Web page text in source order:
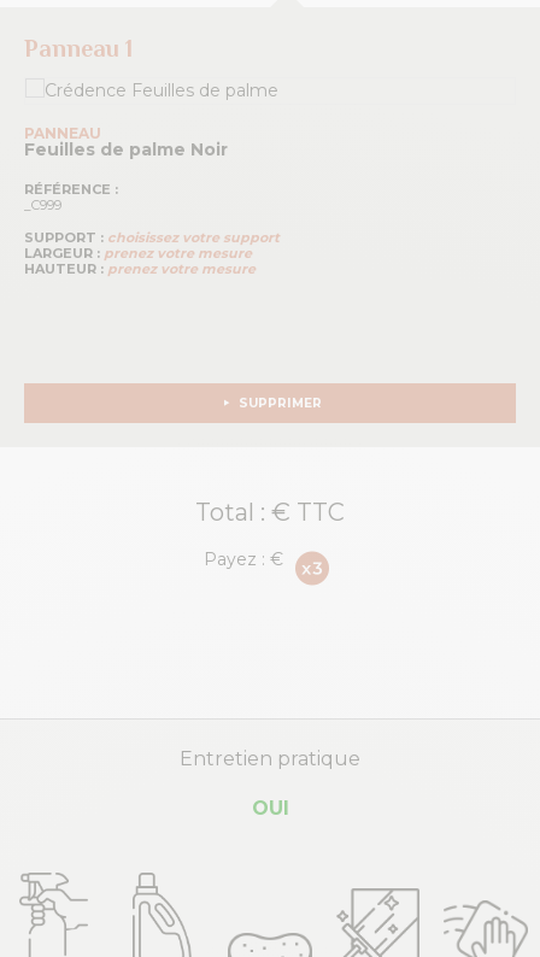
Panneau 1
PANNEAU
Feuilles de palme Noir
RÉFÉRENCE :
_C999
SUPPORT : choisissez votre support
LARGEUR : prenez votre mesure
HAUTEUR : prenez votre mesure
SUPPRIMER
Total : € TTC
Payez :€
Entretien pratique
OUI